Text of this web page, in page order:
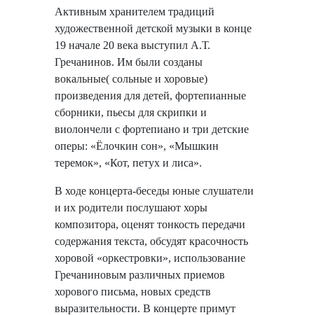
Активным хранителем традиций
художественной детской музыки в конце
19 начале 20 века выступил А.Т.
Гречанинов. Им были созданы
вокальные( сольные и хоровые)
произведения для детей, фортепианные
сборники, пьесы для скрипки и
виолончели с фортепиано и три детские
оперы: «Ёлочкин сон», «Мышкин
теремок», «Кот, петух и лиса».
В ходе концерта-беседы юные слушатели
и их родители послушают хоры
композитора, оценят тонкость передачи
содержания текста, обсудят красочность
хоровой «оркестровки», использование
Гречаниновым различных приемов
хорового письма, новых средств
выразительности. В концерте примут